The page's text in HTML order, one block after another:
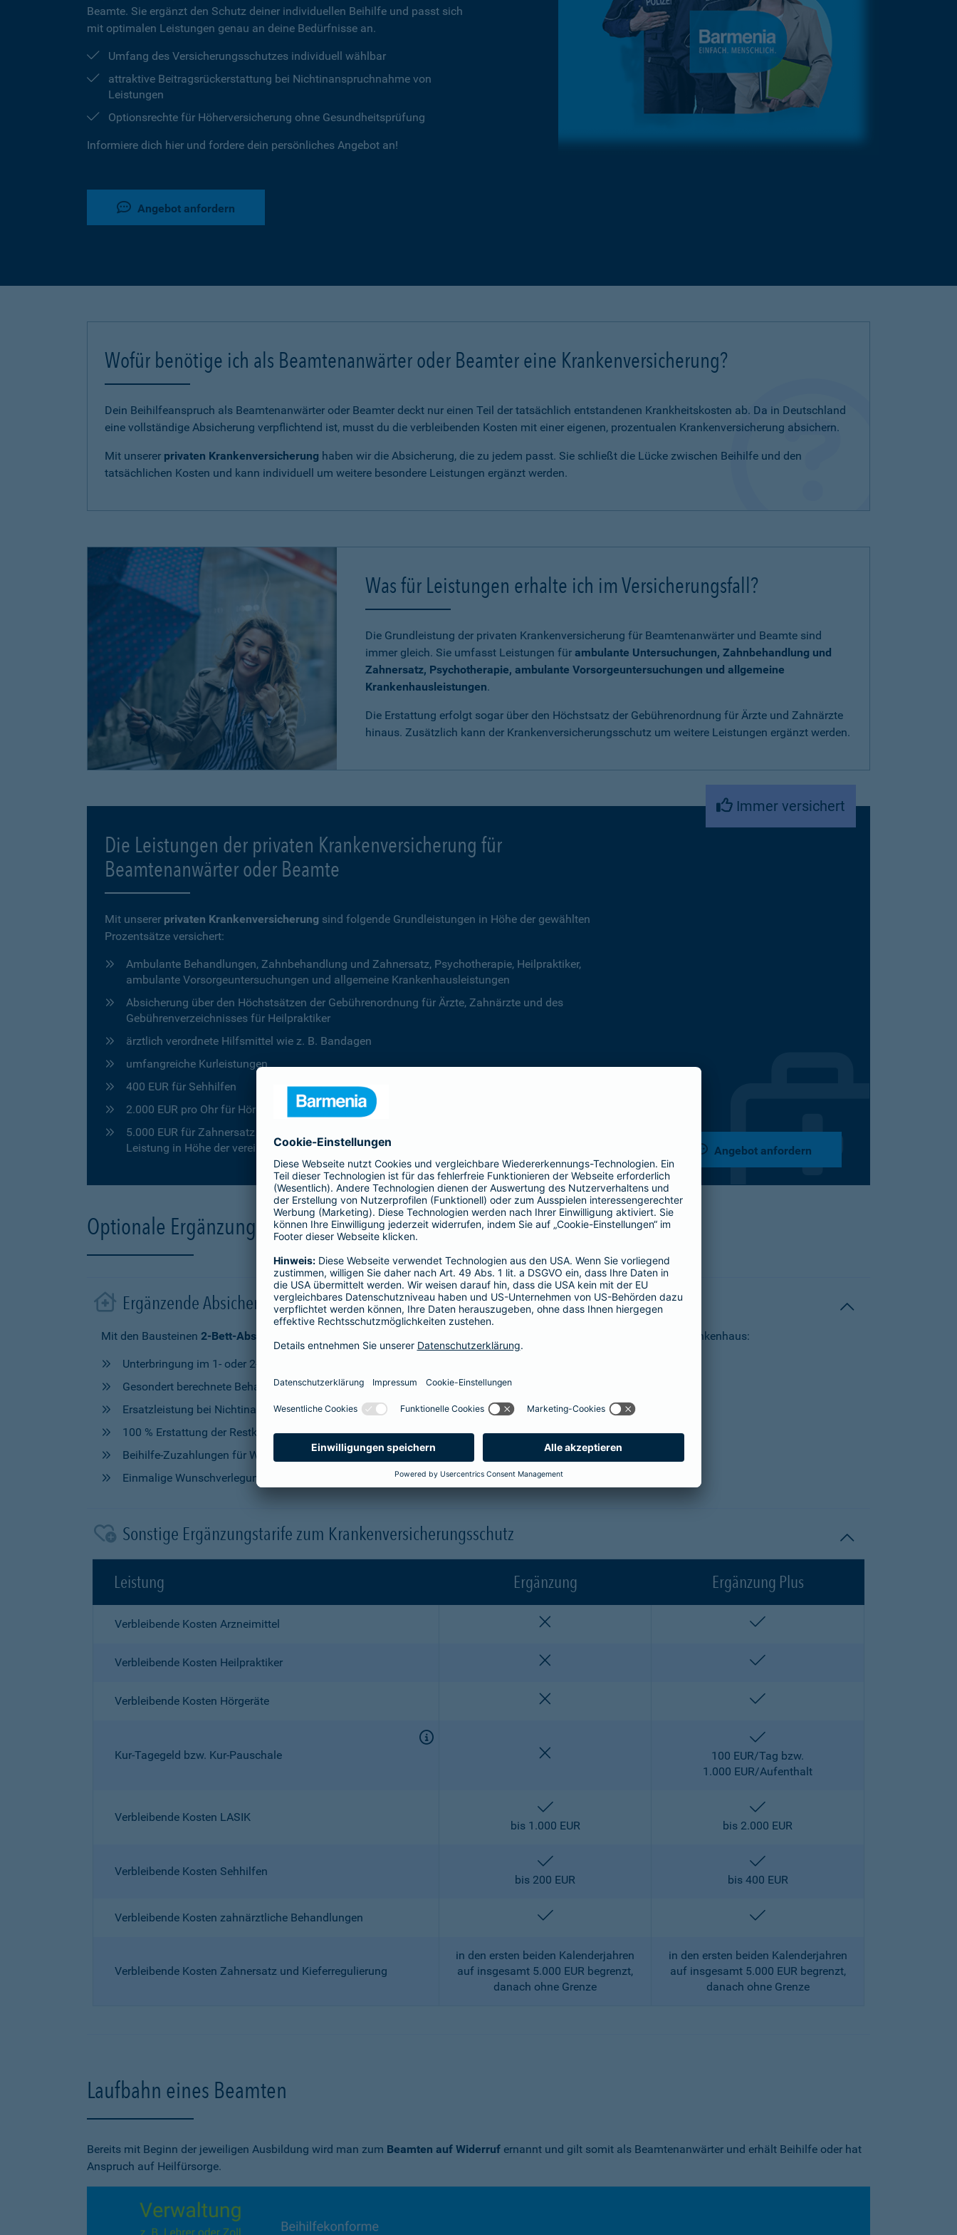
Beamte. Sie ergänzt den Schutz deiner individuellen Beihilfe und passt sich
mit optimalen Leistungen genau an deine Bedürfnisse an.
Umfang des Versicherungsschutzes individuell wählbar
attraktive Beitragsrückerstattung bei Nichtinanspruchnahme von
Leistungen
Optionsrechte für Höherversicherung ohne Gesundheitsprüfung
Informiere dich hier und fordere dein persönliches Angebot an!
Angebot anfordern
Wofür benötige ich als Beamtenanwärter oder Beamter eine Krankenversicherung?
Dein Beihilfeanspruch als Beamtenanwärter oder Beamter deckt nur einen Teil der tatsächlich entstandenen Krankheitskosten ab. Da in Deutschland
eine vollständige Absicherung verpflichtend ist, musst du die verbleibenden Kosten mit einer eigenen, prozentualen Krankenversicherung absichern.
Mit unserer privaten Krankenversicherung haben wir die Absicherung, die zu jedem passt. Sie schließt die Lücke zwischen Beihilfe und den
tatsächlichen Kosten und kann individuell um weitere besondere Leistungen ergänzt werden.
Was für Leistungen erhalte ich im Versicherungsfall?
Die Grundleistung der privaten Krankenversicherung für Beamtenanwärter und Beamte sind
immer gleich. Sie umfasst Leistungen für ambulante Untersuchungen, Zahnbehandlung und
Zahnersatz, Psychotherapie, ambulante Vorsorgeuntersuchungen und allgemeine
Krankenhausleistungen.
Die Erstattung erfolgt sogar über den Höchstsatz der Gebührenordnung für Ärzte und Zahnärzte
hinaus. Zusätzlich kann der Krankenversicherungsschutz um weitere Leistungen ergänzt werden.
Immer versichert
Die Leistungen der privaten Krankenversicherung für
Beamtenanwärter oder Beamte
Mit unserer privaten Krankenversicherung sind folgende Grundleistungen in Höhe der gewählten
Prozentsätze versichert:
Ambulante Behandlungen, Zahnbehandlung und Zahnersatz, Psychotherapie, Heilpraktiker,
ambulante Vorsorgeuntersuchungen und allgemeine Krankenhausleistungen
Absicherung über den Höchstsätzen der Gebührenordnung für Ärzte, Zahnärzte und des
Gebührenverzeichnisses für Heilpraktiker
ärztlich verordnete Hilfsmittel wie z. B. Bandagen
umfangreiche Kurleistungen
400 EUR für Sehhilfen
2.000 EUR pro Ohr für Hörgeräte
5.000 EUR für Zahnersatz in den ersten beiden Kalenderjahren, ab dem dritten Jahr ist die
Leistung in Höhe der vereinbarten Prozentstufe unbegrenzt
Angebot anfordern
Optionale Ergänzungen für deine Krankenversicherung
Ergänzende Absicherung im Krankenhaus
Mit den Bausteinen 2-Bett-Absicherung sicherst du dir zusätzlich folgende Leistungen im Krankenhaus:
Unterbringung im 1- oder 2-Bettzimmer (je nach gewähltem Baustein)
Gesondert berechnete Behandlung durch einen Arzt oder eine Ärztin der Wahl ("Chefarztbehandlung")
Ersatzleistung bei Nichtinanspruchnahme der Wahlleistungen
100 % Erstattung der Restkosten, nach Vorleistung der Beihilfe
Beihilfe-Zuzahlungen für Wahlleistungen
Einmalige Wunschverlegung
Sonstige Ergänzungstarife zum Krankenversicherungsschutz
Leistung Ergänzung Ergänzung Plus
Verbleibende Kosten Arzneimittel
Verbleibende Kosten Heilpraktiker
Verbleibende Kosten Hörgeräte
Kur-Tagegeld bzw. Kur-Pauschale
100 EUR/Tag bzw.
1.000 EUR/Aufenthalt
Verbleibende Kosten LASIK
enthalten
bis 1.000 EUR
bis 2.000 EUR
Verbleibende Kosten Sehhilfen
enthalten
bis 200 EUR
bis 400 EUR
Verbleibende Kosten zahnärztliche Behandlungen enthalten
Verbleibende Kosten Zahnersatz und Kieferregulierung
in den ersten beiden Kalenderjahren
auf insgesamt 5.000 EUR begrenzt,
danach ohne Grenze
in den ersten beiden Kalenderjahren
auf insgesamt 5.000 EUR begrenzt,
danach ohne Grenze
Laufbahn eines Beamten
Bereits mit Beginn der jeweiligen Ausbildung wird man zum Beamten auf Widerruf ernannt und gilt somit als Beamtenanwärter und erhält Beihilfe oder hat
Anspruch auf Heilfürsorge.